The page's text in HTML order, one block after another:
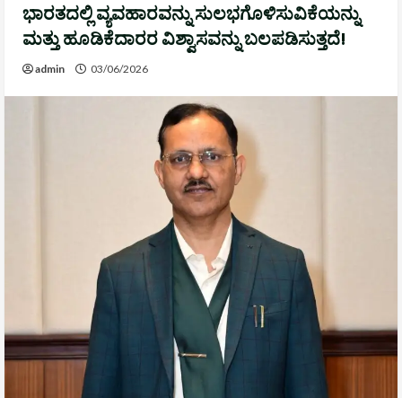
ಭಾರತದಲ್ಲಿ ವ್ಯವಹಾರವನ್ನು ಸುಲಭಗೊಳಿಸುವಿಕೆಯನ್ನು
ಮತ್ತು ಹೂಡಿಕೆದಾರರ ವಿಶ್ವಾಸವನ್ನು ಬಲಪಡಿಸುತ್ತದೆ!
admin 03/06/2026